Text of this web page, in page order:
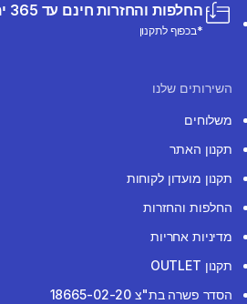
החלפות והחזרות חינם עד 365 ימים ממועד הרכישה
*בכפוף לתקנון
השירותים שלנו
משלוחים
תקנון האתר
תקנון מועדון לקוחות
החלפות והחזרות
מדיניות אחריות
תקנון OUTLET
הסדר פשרה בת"צ 18665-02-20